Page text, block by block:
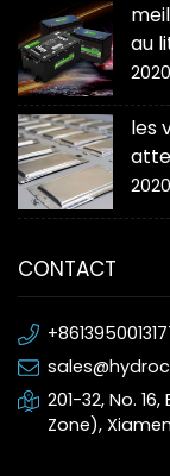
au
les
CONTACT
201-32, No.
Zone),